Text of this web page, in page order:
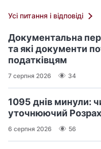
Усі питання і відповіді
Документальна
та які документи
податківцям
7 серпня 2026 34
1095 днів минули:
уточнюючий
6 серпня 2026 56